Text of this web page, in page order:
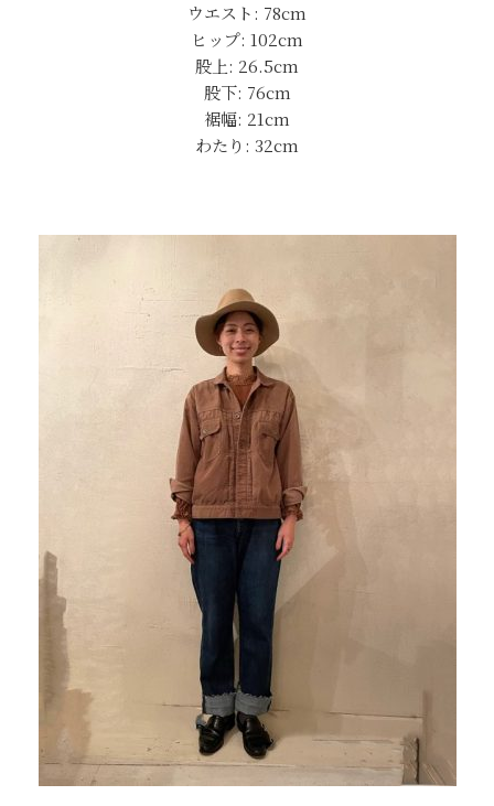
ウエスト: 78cm
ヒップ: 102cm
股上: 26.5cm
股下: 76cm
裾幅: 21cm
わたり: 32cm